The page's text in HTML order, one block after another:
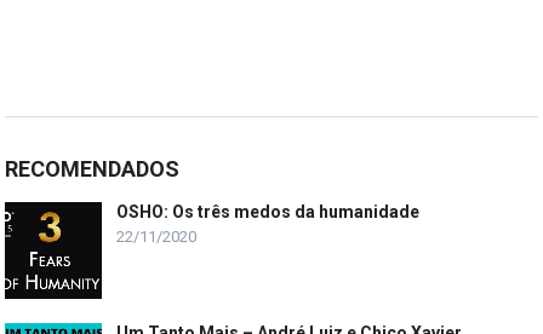
RECOMENDADOS
OSHO: Os três medos da humanidade
22/11/2020